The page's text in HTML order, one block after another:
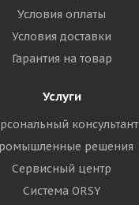
Условия оплаты
Условия доставки
Гарантия на товар
Услуги
консультант
решения
Сервисный центр
Система ORSY